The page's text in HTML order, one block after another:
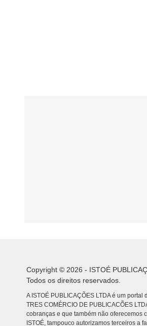
Copyright © 2026 - ISTOÉ
Todos os direitos reservados.
A ISTOÉ PUBLICAÇÕES LTDA é um
TRES COMÉRCIO DE PUBLICACÕES
cobranças e que também não oferecemos
ISTOÉ, tampouco autorizamos terceiros a